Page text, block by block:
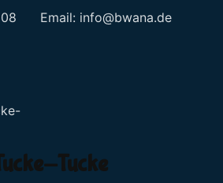
Email: info@bwana.de
Tucke